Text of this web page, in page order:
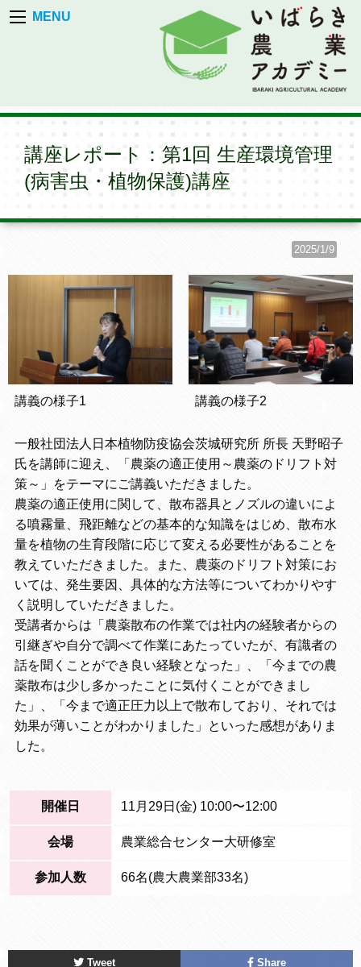
MENU
講座レポート：第1回 生産環境管理
(病害虫・植物保護)講座
2025/1/9
講義の様子1 講義の様子2
一般社団法人日本植物防疫協会茨城研究所 所長 天野昭子
氏を講師に迎え、「農薬の適正使用～農薬のドリフト対
策～」をテーマにご講義いただきました。
農薬の適正使用に関して、散布器具とノズルの違いによ
る噴霧量、飛距離などの基本的な知識をはじめ、散布水
量を植物の生育段階に応じて変える必要性があることを
教えていただきました。また、農薬のドリフト対策にお
いては、発生要因、具体的な方法等についてわかりやす
く説明していただきました。
受講者からは「農薬散布の作業では社内の経験者からの
引継ぎや自分で調べて作業にあたっていたが、有識者の
話を聞くことができ良い経験となった」、「今までの農
薬散布は少し多かったことに気付くことができまし
た」、「今まで適正圧力以上で散布しており、それでは
効果が薄いことがわかりました」といった感想がありま
した。
開催日 11月29日(金) 10:00〜12:00
会場 農業総合センター大研修室
参加人数 66名(農大農業部33名)
Tweet Share